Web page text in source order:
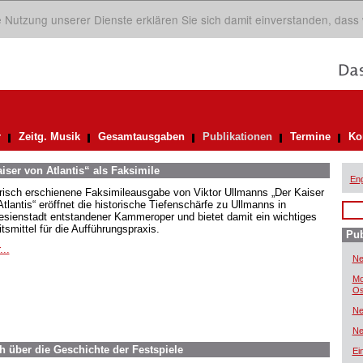
unserer Dienste erklären Sie sich damit einverstanden,
Zeitg. Musik Gesamtausgaben Publikationen Termine
von Atlantis“ als Faksimile
erschienene Faksimileausgabe von Viktor Ullmanns „Der Kaiser
eröffnet die historische Tiefenschärfe zu Ullmanns in
entstandener Kammeroper und bietet damit ein wichtiges
für die Aufführungspraxis.
über die Geschichte der Festspiele